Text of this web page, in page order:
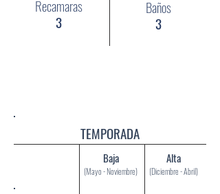
Recamaras
3
Baños
3
TEMPORADA
Baja
(Mayo - Noviembre)
Alta
(Diciembre - Abril)